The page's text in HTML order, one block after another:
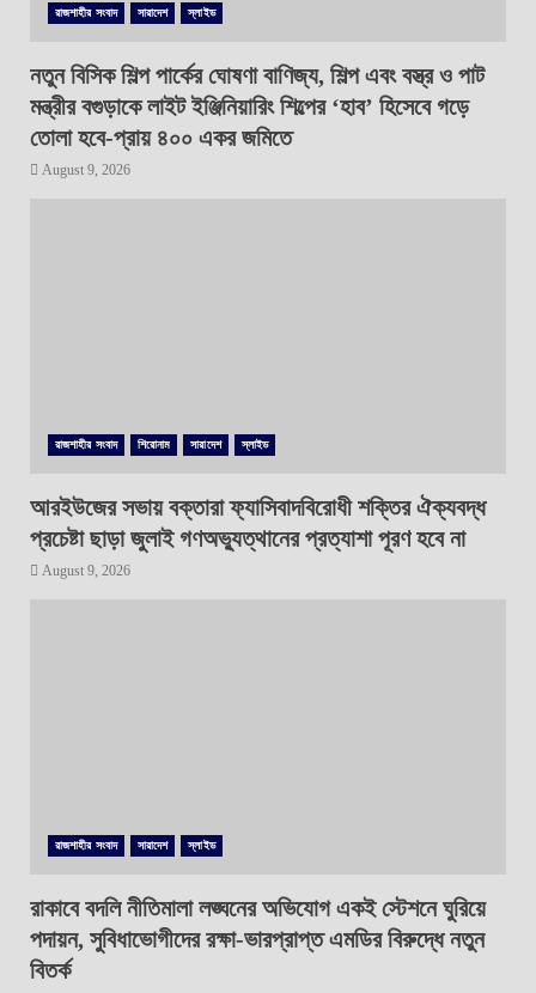
রাজশাহীর সংবাদ সারাদেশ স্লাইড
নতুন বিসিক শিল্প পার্কের ঘোষণা বাণিজ্য, শিল্প এবং বস্ত্র ও পাট
মন্ত্রীর বগুড়াকে লাইট ইঞ্জিনিয়ারিং শিল্পের ‘হাব’ হিসেবে গড়ে
তোলা হবে-প্রায় ৪০০ একর জমিতে
August 9, 2026
রাজশাহীর সংবাদ শিরোনাম সারাদেশ স্লাইড
আরইউজের সভায় বক্তারা ফ্যাসিবাদবিরোধী শক্তির ঐক্যবদ্ধ
প্রচেষ্টা ছাড়া জুলাই গণঅভ্যুত্থানের প্রত্যাশা পূরণ হবে না
August 9, 2026
রাজশাহীর সংবাদ সারাদেশ স্লাইড
রাকাবে বদলি নীতিমালা লঙ্ঘনের অভিযোগ একই স্টেশনে ঘুরিয়ে
পদায়ন, সুবিধাভোগীদের রক্ষা-ভারপ্রাপ্ত এমডির বিরুদ্ধে নতুন
বিতর্ক